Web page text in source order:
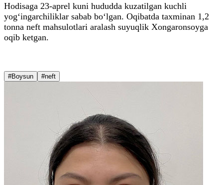
Hodisaga 23-aprel kuni hududda kuzatilgan kuchli
yog‘ingarchiliklar sabab bo‘lgan. Oqibatda taxminan 1,2
tonna neft mahsulotlari aralash suyuqlik Xongaronsoyga
oqib ketgan.
#Boysun #neft